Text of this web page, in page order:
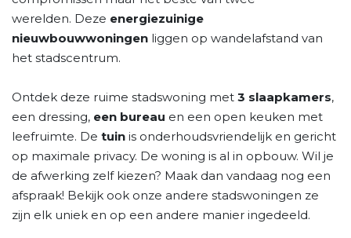
werelden. Deze energiezuinige
nieuwbouwwoningen liggen op wandelafstand van
het stadscentrum.
Ontdek deze ruime stadswoning met 3 slaapkamers,
een dressing, een bureau en een open keuken met
leefruimte. De tuin is onderhoudsvriendelijk en gericht
op maximale privacy. De woning is al in opbouw. Wil je
de afwerking zelf kiezen? Maak dan vandaag nog een
afspraak! Bekijk ook onze andere stadswoningen ze
zijn elk uniek en op een andere manier ingedeeld.